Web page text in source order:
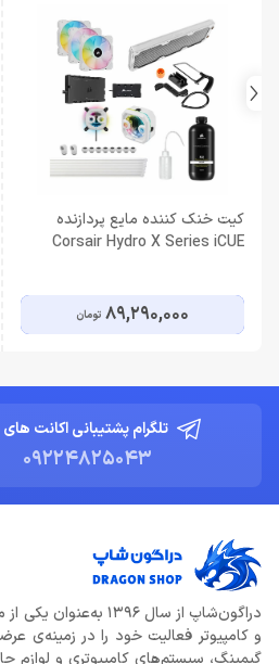
کیت خنک کننده مایع پردازنده
Corsair Hydro X Series iCUE
89,290,000 تومان
تلگرام پشتیبانی اکانت های
09224825043
دراگون‌شاپ از سال
و کامپیوتر فعالیت خود را در زمینه‌ی
گیمینگ، سیستم‌های کامپیوتری و لوازم